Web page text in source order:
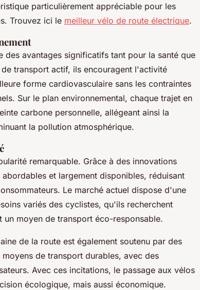
particulièrement appréciable pour les
Trouvez ici le meilleur vélo de route électrique.
des avantages significatifs tant pour la santé que
transport actif, ils encouragent l'activité
forme cardiovasculaire sans les contraintes
Sur le plan environnemental, chaque trajet en
carbone personnelle, allégeant ainsi la
la pollution atmosphérique.
remarquable. Grâce à des innovations
et largement disponibles, réduisant
Le marché actuel dispose d'une
variés des cyclistes, qu'ils recherchent
un moyen de transport éco-responsable.
de la route est également soutenu par des
de transport durables, avec des
Avec ces incitations, le passage aux vélos
écologique, mais aussi économique.